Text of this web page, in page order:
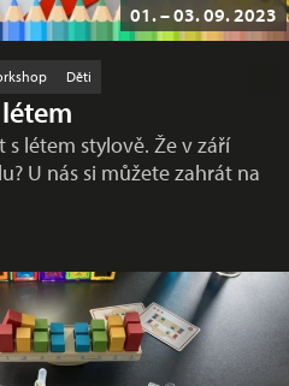
01. – 03. 09. 2023
Děti
s létem stylově. Že v září
U nás si můžete zahrát na